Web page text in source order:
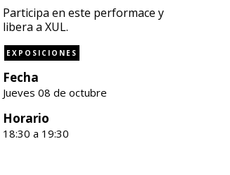
Participa en este performace y
libera a XUL.
EXPOSICIONES
Fecha
Jueves 08 de octubre
Horario
18:30 a 19:30